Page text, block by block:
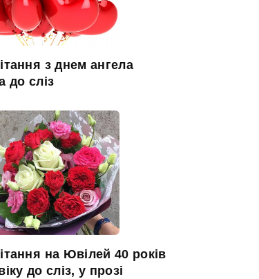
з днем ангела
до сліз
на Ювілей 40 років
до сліз, у прозі